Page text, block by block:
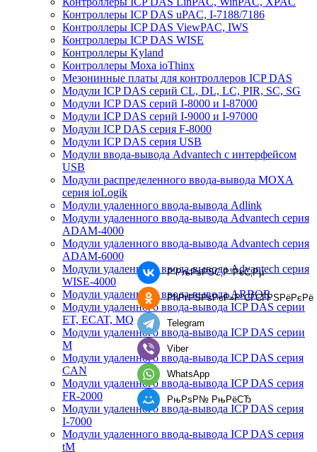
Контроллеры ICP DAS uPAC, I-7188/7186
Контроллеры ICP DAS ViewPAC, IWS
Контроллеры ICP DAS WISE
Контроллеры Kyland
Контроллеры Moxa ioThinx
Мезонинные платы для контроллеров ICP DAS
Модули ICP DAS серий CL, DL, LC, PIR, SC, SG
Модули ICP DAS серий I-8000 и I-87000
Модули ICP DAS серий I-9000 и I-97000
Модули ICP DAS серия F-8000
Модули ICP DAS серия USB
Модули ввода-вывода Advantech с интерфейсом
USB
Модули распределенного ввода-вывода MOXA
серия ioLogik
Модули удаленного ввода-вывода Adlink
Модули удаленного ввода-вывода Advantech серия
ADAM-4000
Модули удаленного ввода-вывода Advantech серия
ADAM-6000
Модули удаленного ввода-вывода Advantech серия
WISE-4000
Модули удаленного ввода-вывода ARBOR
Модули удаленного ввода-вывода ICP DAS серии
ET, ECAT, MQ
Модули удаленного ввода-вывода ICP DAS серии
M
Модули удаленного ввода-вывода ICP DAS серия
CAN
Модули удаленного ввода-вывода ICP DAS серия
FR-2000
Модули удаленного ввода-вывода ICP DAS серия
I-7000
Модули удаленного ввода-вывода ICP DAS серия
tM
Р’РљРѕРЅС‚Р°РєС‚Рµ
РћРґРЅРѕРєР»Р°СЃСЃРЅРёРєРё
Telegram
Viber
WhatsApp
РњРѕР№ РњРёСЂ